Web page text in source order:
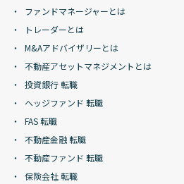
ファンドマネージャーとは
トレーダーとは
M&Aアドバイザリーとは
不動産アセットマネジメントとは
投資銀行 転職
ヘッジファンド 転職
FAS 転職
不動産金融 転職
不動産ファンド 転職
保険会社 転職